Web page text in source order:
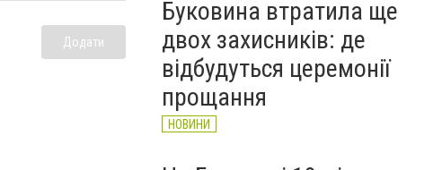
Додати
Буковина втратила ще
двох захисників: де
відбудуться церемонії
прощання
НОВИНИ